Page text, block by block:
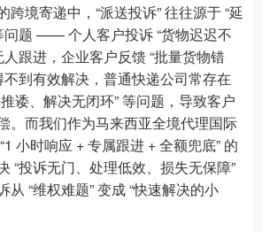
跨境寄递中，“派送投诉” 往往源于 “延
问题 —— 个人客户投诉 “货物迟迟不
跟进，企业客户反馈 “批量货物错
不到有效解决，普通快递公司常存在
诿、解决无闭环” 等问题，导致客户
。而我们作为马来西亚全境代理国际
小时响应 + 专属跟进 + 全额兜底” 的
“投诉无门、处理低效、损失无保障”
从 “维权难题” 变成 “快速解决的小